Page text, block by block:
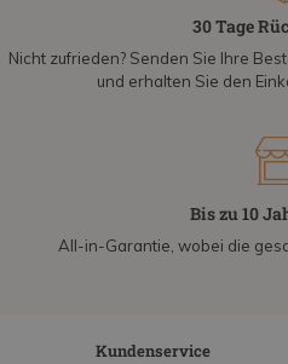
30 Tage
Nicht zufrieden? Senden Sie Ihre
und erhalten Sie den
Bis zu 10
All-in-Garantie, wobei die
Kundenservice